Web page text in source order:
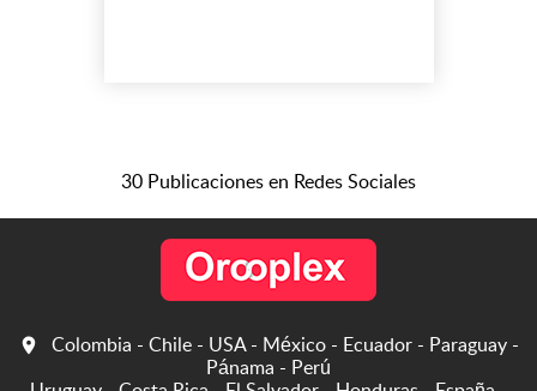
técnico, operativo, e
30 Publicaciones en Redes Sociales
Colombia - Chile - USA - México - Ecuador - Paraguay -
Pánama - Perú